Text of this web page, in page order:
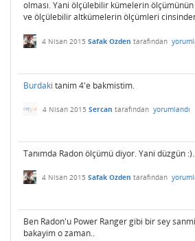
olması. Yani ölçülebilir kümelerin ölçümünün
ve ölçülebilir altkümelerin ölçümleri
4 Nisan 2015 Safak Ozden tarafından
Burdaki tanim 4'e bakmistim.
4 Nisan 2015 Sercan tarafından yorumlandı
Tanımda Radon ölçümü diyor. Yani düzgün
4 Nisan 2015 Safak Ozden tarafından
Ben Radon'u Power Ranger gibi bir sey
bakayim o zaman..